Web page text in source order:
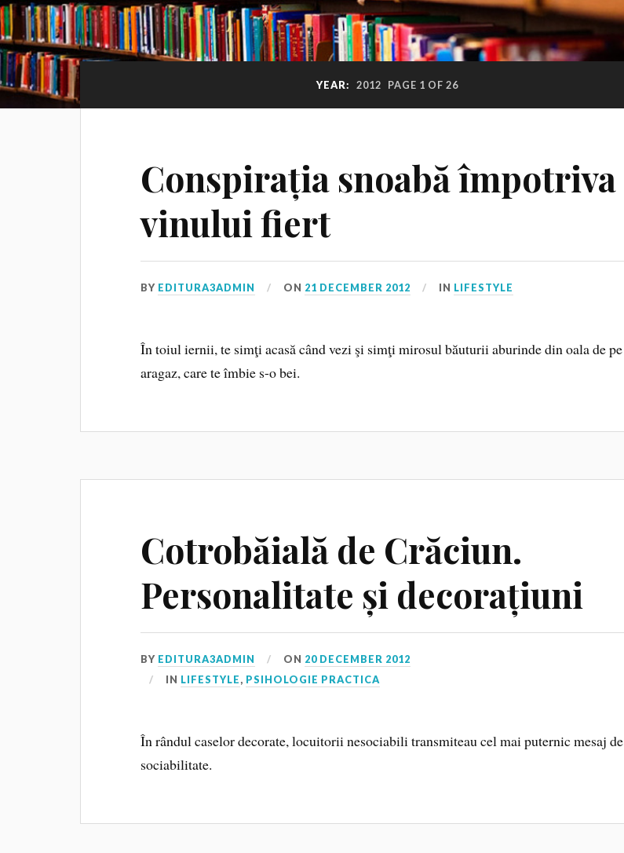
YEAR: 2012 PAGE 1 OF 26
Conspirația snoabă împotriva
vinului fiert
BY EDITURA3ADMIN ON 21 DECEMBER 2012 IN LIFESTYLE
În toiul iernii, te simţi acasă când vezi şi simţi mirosul băuturii aburinde din oala de pe
aragaz, care te îmbie s-o bei.
Cotrobăială de Crăciun.
Personalitate și decorațiuni
BY EDITURA3ADMIN ON 20 DECEMBER 2012
IN LIFESTYLE, PSIHOLOGIE PRACTICA
În rândul caselor decorate, locuitorii nesociabili transmiteau cel mai puternic mesaj de
sociabilitate.